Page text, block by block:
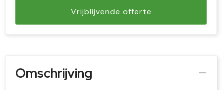
Vrijblijvende offerte
Omschrijving